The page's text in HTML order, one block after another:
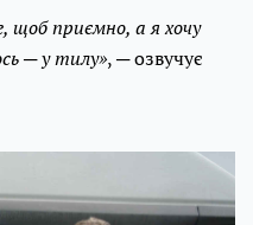
щоб приємно, а я хочу
─ у тилу», ─ озвучує